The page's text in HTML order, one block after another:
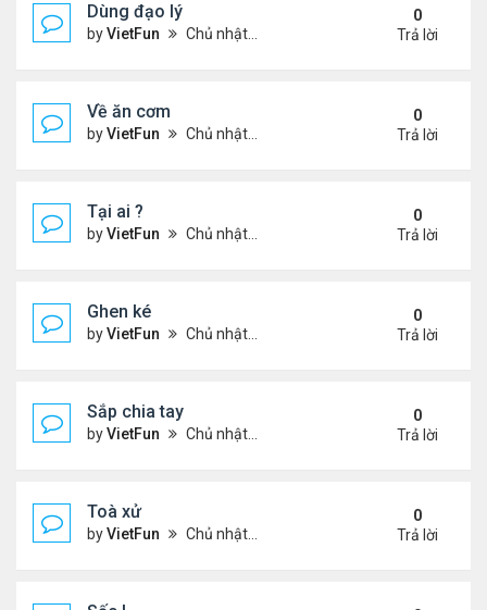
Dùng đạo lý
byVietFun Chủ nhật Tháng 11 14, 2021 9:35 pm
0
Trả lời
Về ăn cơm
byVietFun Chủ nhật Tháng 11 14, 2021 9:34 pm
0
Trả lời
Tại ai ?
byVietFun Chủ nhật Tháng 11 14, 2021 9:21 pm
0
Trả lời
Ghen ké
byVietFun Chủ nhật Tháng 11 14, 2021 9:11 pm
0
Trả lời
Sắp chia tay
byVietFun Chủ nhật Tháng 11 14, 2021 9:09 pm
0
Trả lời
Toà xử
byVietFun Chủ nhật Tháng 11 14, 2021 9:06 pm
0
Trả lời